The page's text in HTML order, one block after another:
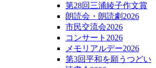
第28回三浦綾子作文賞
朗読会・朗読劇2026
市民交流会2026
コンサート2026
メモリアルデー2026
第3回平和を願うつどい